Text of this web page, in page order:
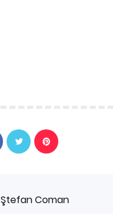
Ştefan Coman